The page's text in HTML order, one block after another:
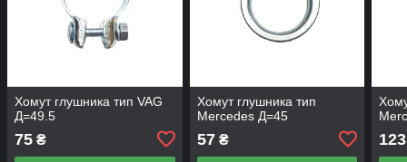
Хомут глушника тип VAG
Д=49.5
75 ₴
Хомут глушника тип
Mercedes Д=45
57₴ 123